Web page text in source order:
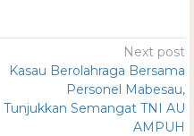
Next post
Kasau Berolahraga Bersama
Personel Mabesau,
Tunjukkan Semangat TNI AU
AMPUH